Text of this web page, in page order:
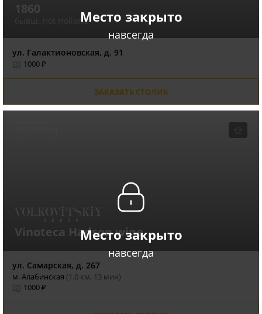
Место закрыто
навсегда
1860
бывш. Hot Holland
ул. Галактионовская, д. 91
1000 ₽
ЗАКАЗАТЬ СТОЛИК
Место закрыто
навсегда
Vinoteca Hadson wine
ул. Самарская, д. 267
м. Алабинская (1.0 км, 13 мин)
1000 ₽